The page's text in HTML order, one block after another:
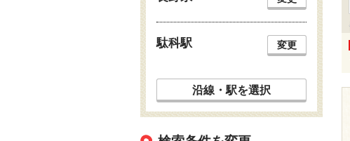
駄科駅 変更
沿線・駅を選択